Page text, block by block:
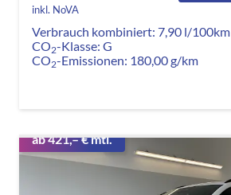
inkl. NoVA
Verbrauch kombiniert: 7,90 l/100km
CO2-Klasse: G
CO2-Emissionen: 180,00 g/km
ab 421,– € mtl.